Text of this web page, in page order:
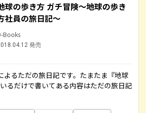
球の歩き方 ガチ冒険～地球の歩き
社員の旅日記～
Books
発売
よるただの旅日記です。たまたま『地球
るだけで書いてある内容はただの旅日記